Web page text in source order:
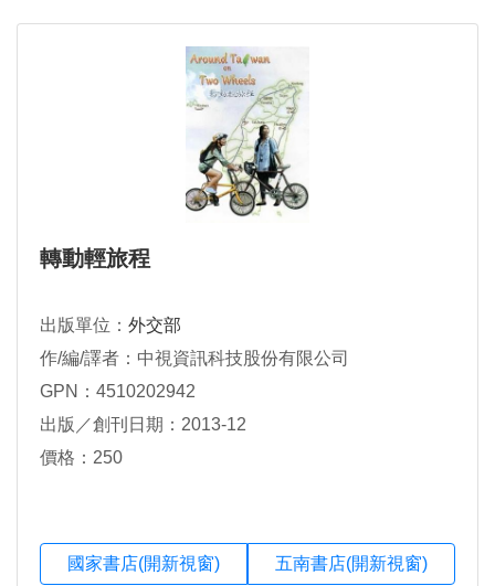
轉動輕旅程
出版單位： 外交部
作/編/譯者：中視資訊科技股份有限公司
GPN：4510202942
出版／創刊日期：2013-12
價格：250
國家書店(開新視窗) 五南書店(開新視窗)